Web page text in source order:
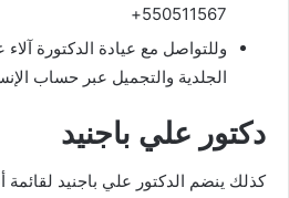
550511567+
وللتواصل مع عيادة الدكتورة
الجلدية والتجميل عبر حساب
دكتور علي باجنيد
كذلك ينضم الدكتور علي باجنيد